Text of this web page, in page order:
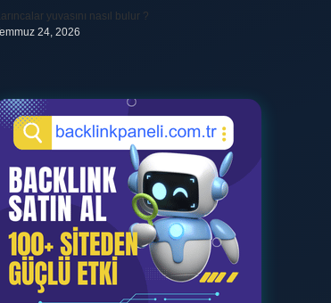
yuvasını nasıl bulur ?
24, 2026